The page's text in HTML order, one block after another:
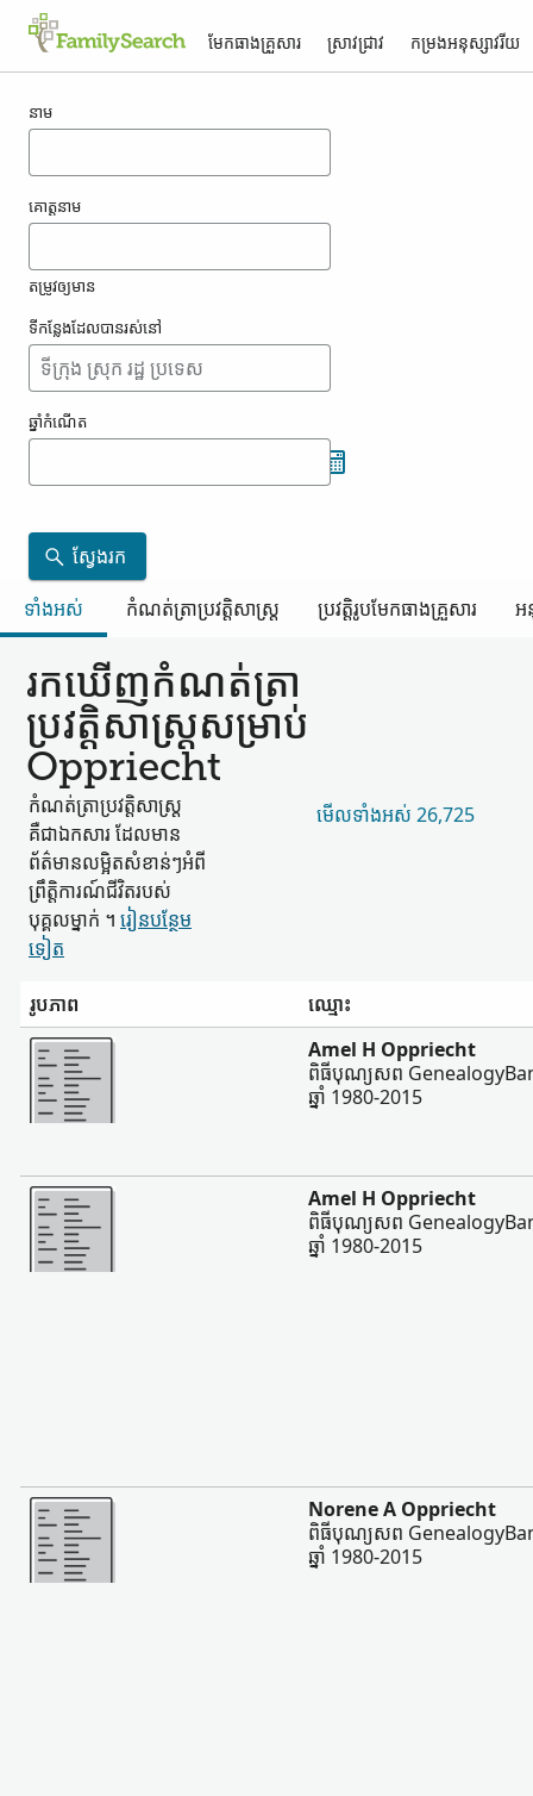
មែកធាង​គ្រួសារ ស្រាវជ្រាវ កម្រង​អនុស្សាវរីយ
នាម
គោត្តនាម
តម្រូវ​ឲ្យ​មាន
ទីកន្លែង​ដែល​បាន​រស់នៅ
ឆ្នាំ​កំណើត
ស្វែងរក
ទាំងអស់
កំណត់ត្រា​ប្រវត្តិសាស្ត្រ ប្រវត្តិរូប​មែកធាង​គ្រួសារ អ
រកឃើញ​កំណត់ត្រា​
ប្រវត្តិសាស្ត្រ​សម្រាប់
Oppriecht
កំណត់ត្រា​ប្រវត្តិសាស្ត្រ​
គឺជា​ឯកសារ ដែល​មាន​
ព័ត៌មាន​លម្អិត​សំខាន់ៗ​អំពី​
ព្រឹត្តិការណ៍​ជីវិត​របស់​
បុគ្គល​ម្នាក់ ។ រៀន​បន្ថែម​
ទៀត
មើល​ទាំងអស់ 26,725
រូបភាព
ឈ្មោះ
ច្រើន
Amel H Oppriecht
ពិធីបុណ្យសព
ឆ្នាំ 1980-2015
ច្រើន
Amel H Oppriecht
ពិធីបុណ្យសព
ឆ្នាំ 1980-2015
ច្រើន
Norene A Oppriecht
ពិធីបុណ្យសព
ឆ្នាំ 1980-2015